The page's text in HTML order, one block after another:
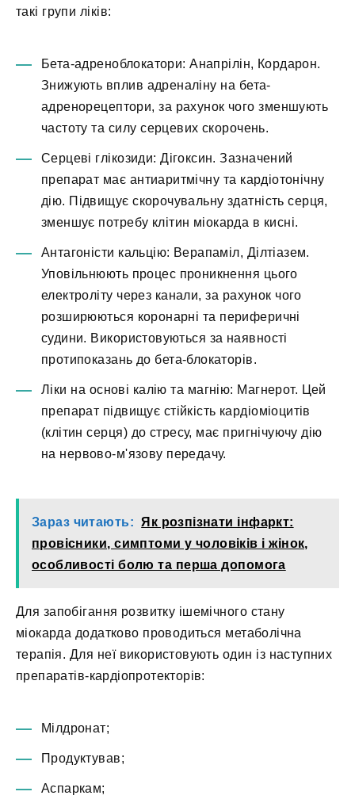
такі групи ліків:
Бета-адреноблокатори: Анапрілін, Кордарон.
Знижують вплив адреналіну на бета-
адренорецептори, за рахунок чого зменшують
частоту та силу серцевих скорочень.
Серцеві глікозиди: Дігоксин. Зазначений
препарат має антиаритмічну та кардіотонічну
дію. Підвищує скорочувальну здатність серця,
зменшує потребу клітин міокарда в кисні.
Антагоністи кальцію: Верапаміл, Ділтіазем.
Уповільнюють процес проникнення цього
електроліту через канали, за рахунок чого
розширюються коронарні та периферичні
судини. Використовуються за наявності
протипоказань до бета-блокаторів.
Ліки на основі калію та магнію: Магнерот. Цей
препарат підвищує стійкість кардіоміоцитів
(клітин серця) до стресу, має пригнічуючу дію
на нервово-м'язову передачу.
Зараз читають: Як розпізнати інфаркт:
провісники, симптоми у чоловіків і жінок,
особливості болю та перша допомога
Для запобігання розвитку ішемічного стану
міокарда додатково проводиться метаболічна
терапія. Для неї використовують один із наступних
препаратів-кардіопротекторів:
Мілдронат;
Продуктував;
Аспаркам;